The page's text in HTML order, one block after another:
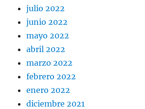
julio 2022
junio 2022
mayo 2022
abril 2022
marzo 2022
febrero 2022
enero 2022
diciembre 2021